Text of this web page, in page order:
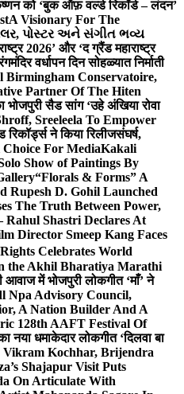
को ‘बुक ऑफ़ वर्ल्ड रिकॉर्ड – लंदन’
A Visionary For The
પોસ્ટર અને સંગીત ભવ્ય
2026’ और ‘द ग्रैंड महाराष्ट्र
वर्धापन दिन सोहळ्यात निर्माती
Birmingham Conservatoire,
Partner Of The Hiten
भोजपुरी सैड सांग ‘उहे अंखिया रोवा
Sreeleela To Empower
रिकॉर्ड्स ने किया रिलीजसंघर्ष,
For MediaKakali
Show of Paintings By
“Florals & Forms” A
Rupesh D. Gohil Launched
The Truth Between Power,
Shastri Declares At
Director Smeep Kang Faces
Celebrates World
the Akhil Bharatiya Marathi
आवाज में भोजपुरी लोकगीत ‘माँ’ ने
Npa Advisory Council,
A Nation Builder And A
128th AAFT Festival Of
नया धमाकेदार लोकगीत ‘दिलवा बा
Vikram Kochhar, Brijendra
Shajapur Visit Puts
On Articulate With